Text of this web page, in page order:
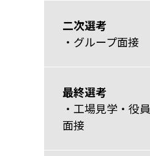
二次選考
・グループ面接
最終選考
・工場見学・役員
面接